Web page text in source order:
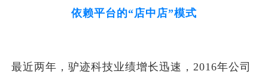
依赖平台的“店中店”模式
最近两年，驴迹科技业绩增长迅速，2016年公司